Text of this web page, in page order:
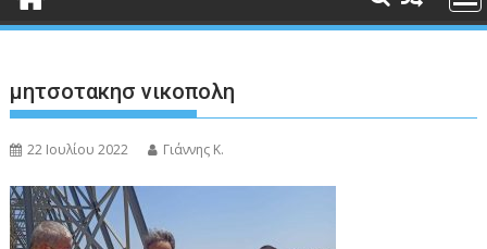
μητσοτακησ νικοπολη
22 Ιουλίου 2022 Γιάννης Κ.